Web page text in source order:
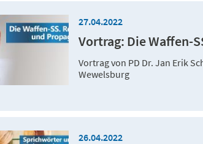
27.04.2022
Vortrag: Die Waffen-
Vortrag von PD Dr. Jan Erik
Wewelsburg
26.04.2022